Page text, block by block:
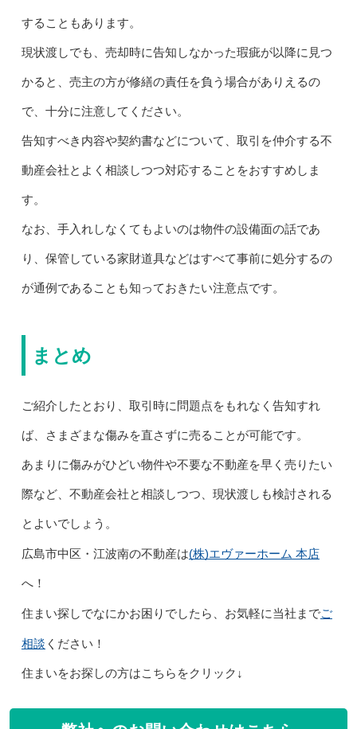
することもあります。
現状渡しでも、売却時に告知しなかった瑕疵が以降に見つ
かると、売主の方が修繕の責任を負う場合がありえるの
で、十分に注意してください。
告知すべき内容や契約書などについて、取引を仲介する不
動産会社とよく相談しつつ対応することをおすすめしま
す。
なお、手入れしなくてもよいのは物件の設備面の話であ
り、保管している家財道具などはすべて事前に処分するの
が通例であることも知っておきたい注意点です。
まとめ
ご紹介したとおり、取引時に問題点をもれなく告知すれ
ば、さまざまな傷みを直さずに売ることが可能です。
あまりに傷みがひどい物件や不要な不動産を早く売りたい
際など、不動産会社と相談しつつ、現状渡しも検討される
とよいでしょう。
広島市中区・江波南の不動産は(株)エヴァーホーム 本店
へ！
住まい探しでなにかお困りでしたら、お気軽に当社までご
相談 ください！
住まいをお探しの方はこちらをクリック↓